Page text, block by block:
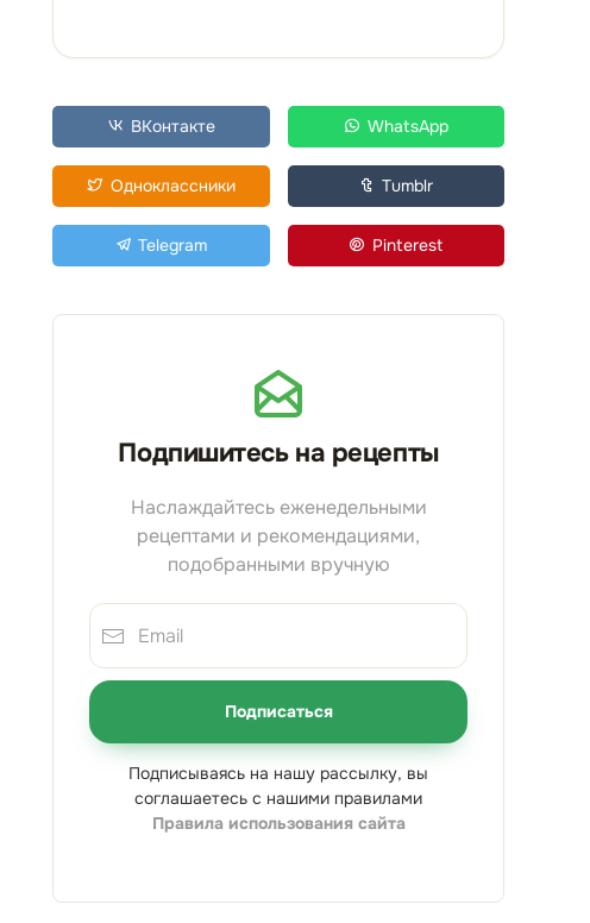
ВКонтакте WhatsApp
Одноклассники Tumblr
Telegram Pinterest
Подпишитесь на рецепты
Наслаждайтесь еженедельными
рецептами и рекомендациями,
подобранными вручную
Подписаться
Подписываясь на нашу рассылку, вы
соглашаетесь с нашими правилами
Правила использования сайта